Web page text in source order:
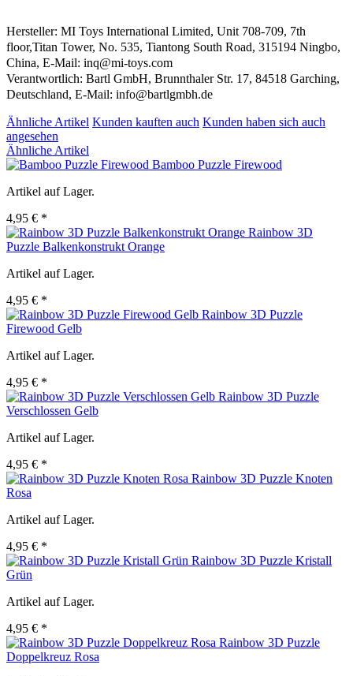
Hersteller: MI Toys International Limited, Unit 708-709, 7th
floor,Titan Tower, No. 535, Tiantong South Road, 315194 Ningbo,
China, E-Mail: inq@mi-toys.com
Verantwortlich: Bartl GmbH, Brunnthaler Str. 17, 84518 Garching,
Deutschland, E-Mail: info@bartlgmbh.de
Ähnliche Artikel Kunden kauften auch Kunden haben sich auch
angesehen
Ähnliche Artikel
Bamboo Puzzle Firewood
Artikel auf Lager.
4,95 € *
Rainbow 3D
Puzzle Balkenkonstrukt Orange
Artikel auf Lager.
4,95 € *
Rainbow 3D Puzzle
Firewood Gelb
Artikel auf Lager.
4,95 € *
Rainbow 3D Puzzle
Verschlossen Gelb
Artikel auf Lager.
4,95 € *
Rainbow 3D Puzzle Knoten
Rosa
Artikel auf Lager.
4,95 € *
Rainbow 3D Puzzle Kristall
Grün
Artikel auf Lager.
4,95 € *
Rainbow 3D Puzzle
Doppelkreuz Rosa